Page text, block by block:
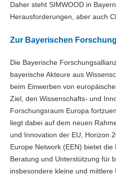
Daher steht SIMWOOD in
Herausforderungen, aber auch
Zur Bayerischen
Die Bayerische
bayerische Akteure aus
beim Einwerben von
Ziel, den Wissenschafts- und
Forschungsraum Europa
liegt dabei auf dem neuen
und Innovation der EU, Horizon
Europe Network (EEN) bietet
Beratung und Unterstützung für
insbesondere kleine und